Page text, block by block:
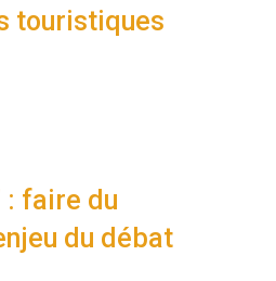
touristiques
: faire du
du débat